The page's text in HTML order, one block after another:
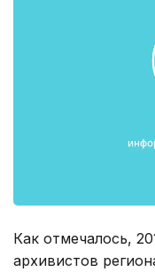
Как отмечалось,
архивистов